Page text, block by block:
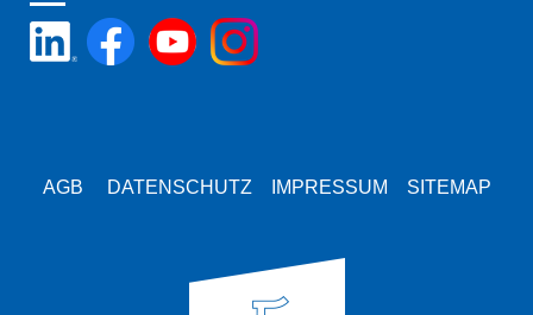
AGB DATENSCHUTZ IMPRESSUM SITEMAP